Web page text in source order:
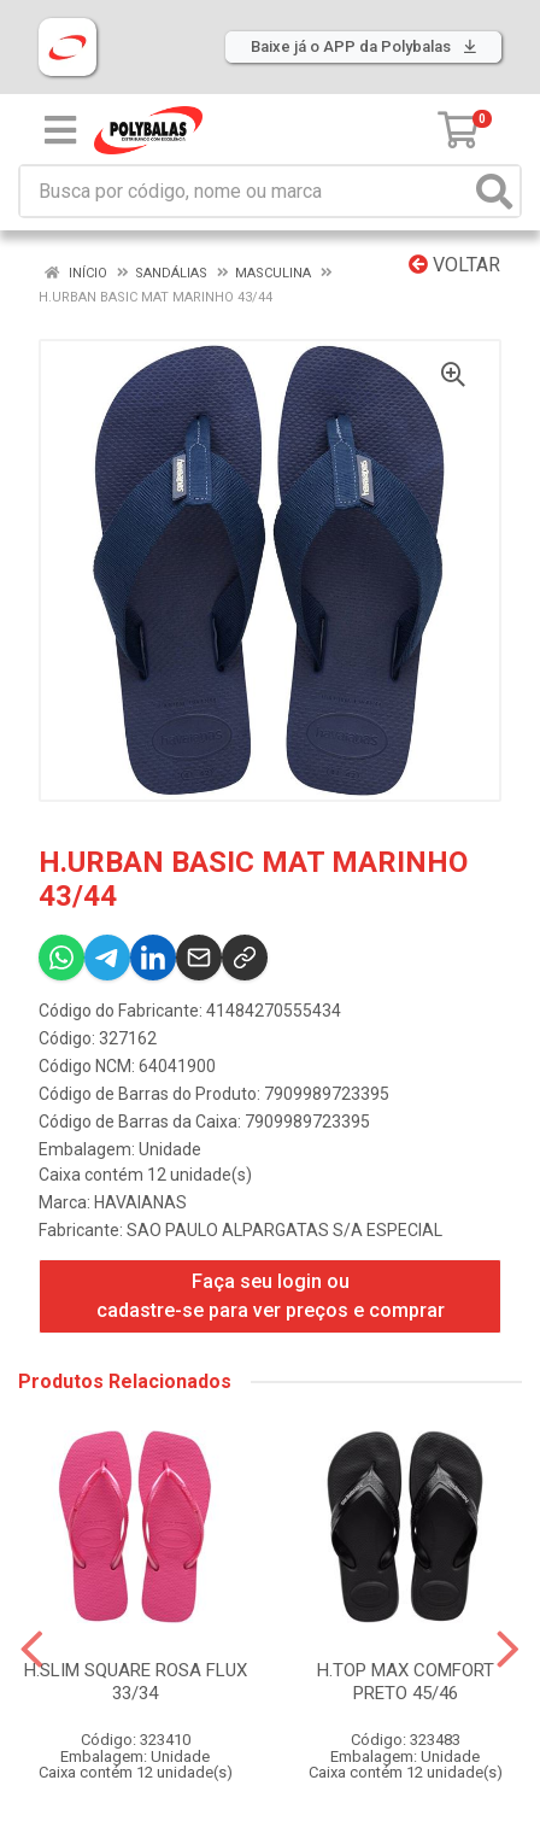
Baixe já o APP da Polybalas
0
VOLTAR
INÍCIO SANDÁLIAS
MASCULINA
H.URBAN BASIC MAT MARINHO 43/44
H.URBAN BASIC MAT MARINHO
43/44
Código do Fabricante: 41484270555434
Código: 327162
Código NCM: 64041900
Código de Barras do Produto: 7909989723395
Código de Barras da Caixa: 7909989723395
Embalagem: Unidade
Caixa contém 12 unidade(s)
Marca: HAVAIANAS
Fabricante: SAO PAULO ALPARGATAS S/A ESPECIAL
Faça seu login ou
cadastre-se para ver preços e comprar
Produtos Relacionados
H.SLIM SQUARE ROSA FLUX
33/34
Código: 323410
Embalagem: Unidade
Caixa contém 12 unidade(s)
H.TOP MAX COMFORT
PRETO 45/46
Código: 323483
Embalagem: Unidade
Caixa contém 12 unidade(s)